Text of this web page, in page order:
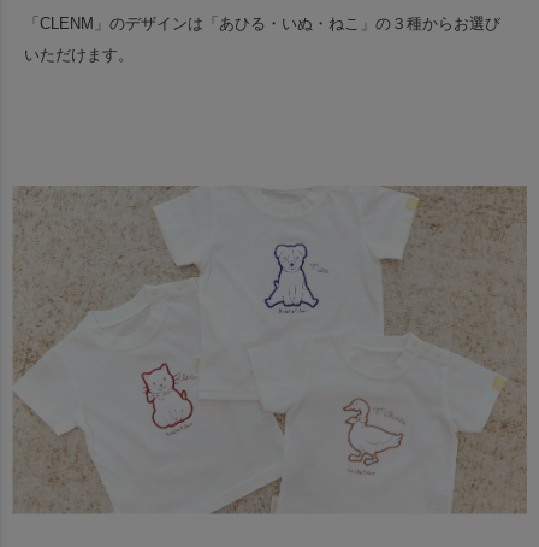
「CLENM」のデザインは「あひる・いぬ・ねこ」の３種からお選び
いただけます。